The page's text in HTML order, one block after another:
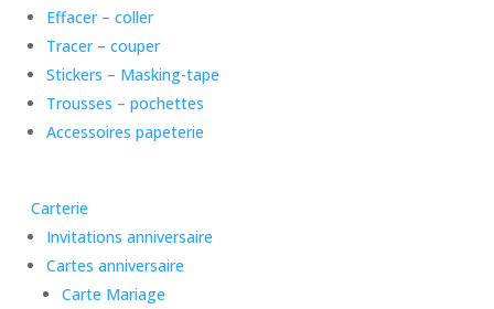
Effacer – coller
Tracer – couper
Stickers – Masking-tape
Trousses – pochettes
Accessoires papeterie
Carterie
Invitations anniversaire
Cartes anniversaire
Carte Mariage